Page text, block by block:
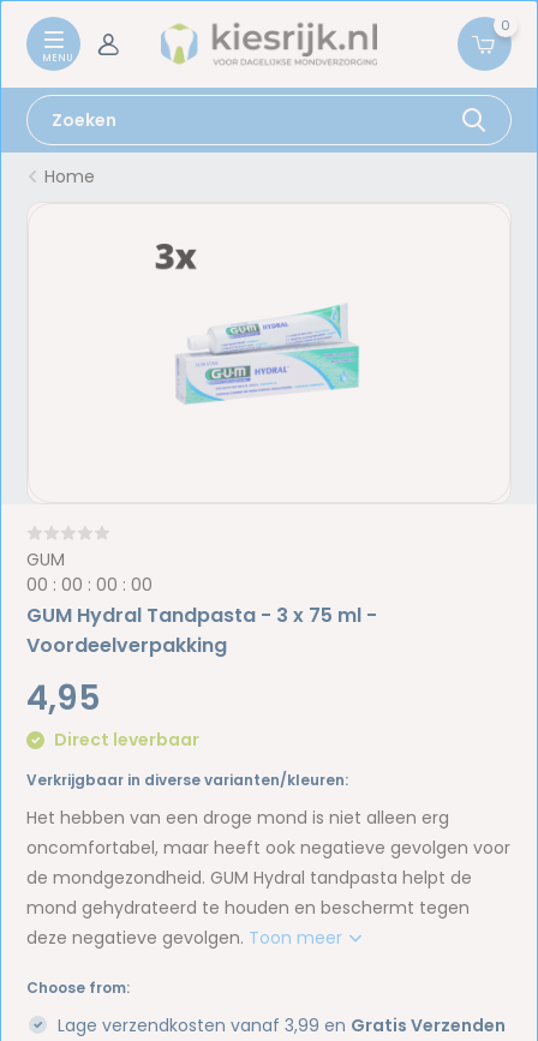
0
Home
GUM
00 :00 :00 :00
GUM Hydral Tandpasta - 3 x 75 ml -
Voordeelverpakking
4,95
Direct leverbaar
Verkrijgbaar in diverse varianten/kleuren:
Het hebben van een droge mond is niet alleen erg
oncomfortabel, maar heeft ook negatieve gevolgen voor
de mondgezondheid. GUM Hydral tandpasta helpt de
mond gehydrateerd te houden en beschermt tegen
deze negatieve gevolgen. Toon meer
Choose from:
Lage verzendkosten vanaf 3,99 en Gratis Verzenden